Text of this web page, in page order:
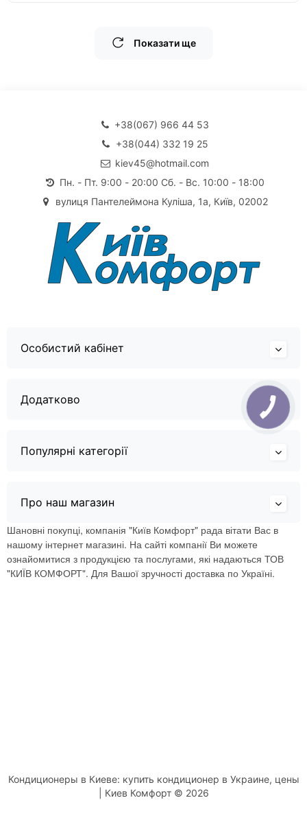
Показати ще
+38(067) 966 44 53
+38(044) 332 19 25
kiev45@hotmail.com
Пн. - Пт. 9:00 - 20:00 Сб. - Вс. 10:00 - 18:00
вулиця Пантелеймона Куліша, 1а, Київ, 02002
Особистий кабінет
Додатково
Популярні категорії
Про наш магазин
Шановні покупці, компанія "Київ Комфорт" рада вітати Вас в
нашому інтернет магазині. На сайті компанії Ви можете
ознайомитися з продукцією та послугами, які надаються ТОВ
"КИЇВ КОМФОРТ". Для Вашої зручності доставка по Україні.
Кондиционеры в Киеве: купить кондиционер в Украине, цены
| Киев Комфорт © 2026